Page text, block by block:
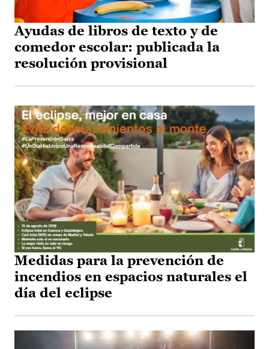
Ayudas de libros de texto y de
comedor escolar: publicada la
resolución provisional
Medidas para la prevención de
incendios en espacios naturales el
día del eclipse